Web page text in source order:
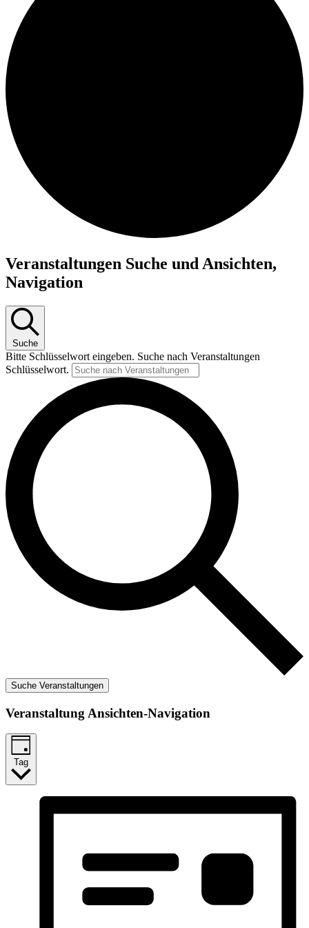
Veranstaltungen Suche und Ansichten,
Navigation
Suche
Bitte Schlüsselwort eingeben. Suche nach Veranstaltungen
Schlüsselwort.
Suche Veranstaltungen
Veranstaltung Ansichten-Navigation
Tag